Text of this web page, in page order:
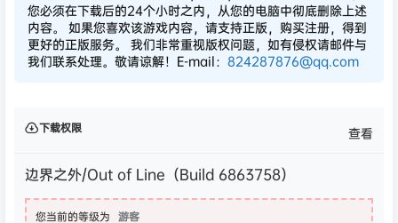
您必须在下载后的24个小时之内，从您的电脑中彻底删除上述
内容。 如果您喜欢该游戏内容，请支持正版，购买注册，得到
更好的正版服务。 我们非常重视版权问题，如有侵权请邮件与
我们联系处理。敬请谅解！E-mail： 824287876@qq.com
下载权限 查看
边界之外/Out of Line（Build 6863758）
您当前的等级为 游客